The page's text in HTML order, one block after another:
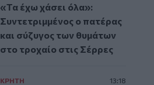
«Τα έχω χάσει όλα»:
Συντετριμμένος ο πατέρας
και σύζυγος των θυμάτων
στο τροχαίο στις Σέρρες
ΚΡΗΤΗ 13:18